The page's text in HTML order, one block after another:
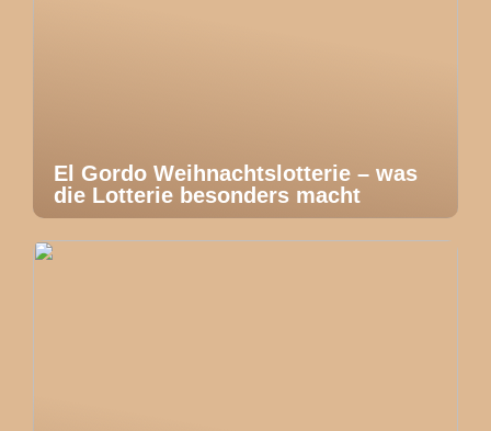
El Gordo Weihnachtslotterie – was
die Lotterie besonders macht